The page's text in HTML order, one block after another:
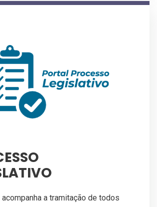
a tramitação de todos